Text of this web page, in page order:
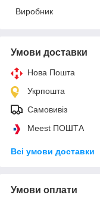
Виробник
Умови доставки
Нова Пошта
Укрпошта
Самовивіз
Meest ПОШТА
Всі умови доставки
Умови оплати